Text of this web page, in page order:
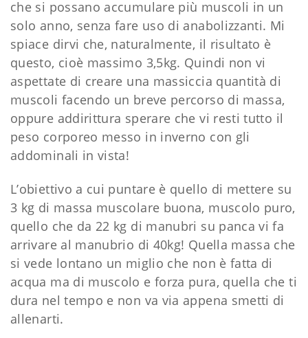
che si possano accumulare più muscoli in un
solo anno, senza fare uso di anabolizzanti. Mi
spiace dirvi che, naturalmente, il risultato è
questo, cioè massimo 3,5kg. Quindi non vi
aspettate di creare una massiccia quantità di
muscoli facendo un breve percorso di massa,
oppure addirittura sperare che vi resti tutto il
peso corporeo messo in inverno con gli
addominali in vista!
L’obiettivo a cui puntare è quello di mettere su
3 kg di massa muscolare buona, muscolo puro,
quello che da 22 kg di manubri su panca vi fa
arrivare al manubrio di 40kg! Quella massa che
si vede lontano un miglio che non è fatta di
acqua ma di muscolo e forza pura, quella che ti
dura nel tempo e non va via appena smetti di
allenarti.